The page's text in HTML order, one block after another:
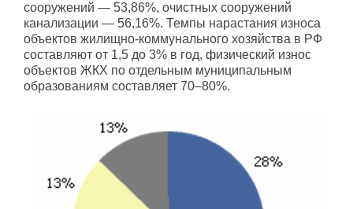
сооружений — 53,86%, очистных сооружений
канализации — 56,16%. Темпы нарастания износа
объектов жилищно-коммунального хозяйства в РФ
составляют от 1,5 до 3% в год, физический износ
объектов ЖКХ по отдельным муниципальным
образованиям составляет 70–80%.